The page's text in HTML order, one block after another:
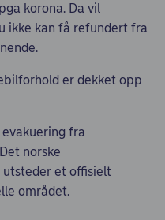
korona. Da vil
ikke kan få refundert fra
er dekket opp
fra
norske
et offisielt
området.